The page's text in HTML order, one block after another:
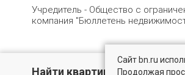
Найти квартиру - это просто!
Учредитель - Общество с
компания "Бюллетень
© 2005 – 2026, ООО «УК «БН» 8
Сайт bn.ru
Продолжая